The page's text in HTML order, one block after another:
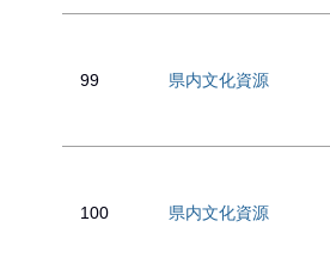
99 県内文化資源
100 県内文化資源